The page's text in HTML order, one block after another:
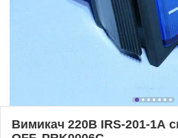
Вимикач 220В IRS-201-1А